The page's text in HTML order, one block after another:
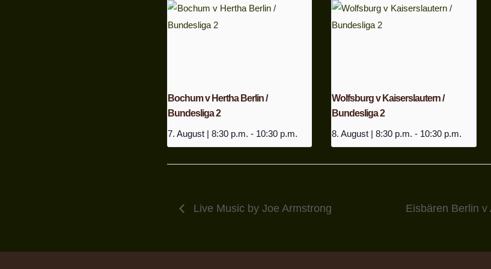
Bochum v Hertha Berlin /
Bundesliga 2
7. August | 8:30 p.m. - 10:30 p.m.
Wolfsburg v Kaiserslautern /
Bundesliga 2
8. August | 8:30 p.m. - 10:30 p.m.
Live Music by Joe Armstrong Eisbären Berlin